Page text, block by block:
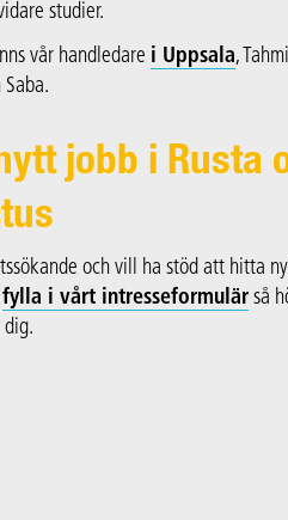
studier.
vår handledare i Uppsala,
Saba.
jobb i Rusta
och vill ha stöd att hitta
fylla i vårt intresseformulär så
dig.